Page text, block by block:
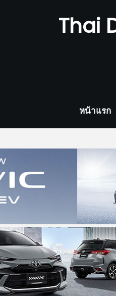
Thai
หน้าแรก